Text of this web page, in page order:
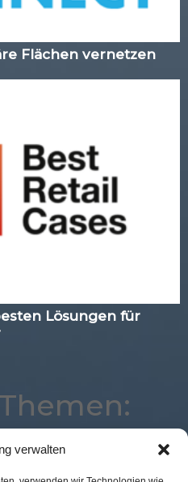
verwalten
Flächen vernetzen
Lösungen für
Läden Location